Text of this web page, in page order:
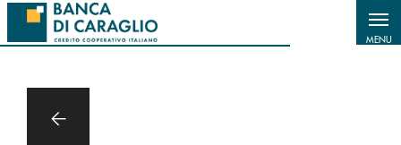
Salta al contenuto principale
MENU